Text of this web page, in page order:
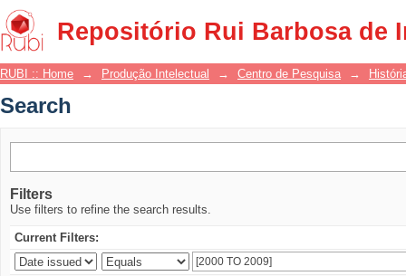
Repositório Rui Barbosa de
Search
RUBI :: Home → Produção Intelectual → Centro de Pesquisa →
Search
Filters
Use filters to refine the search results.
Current Filters: